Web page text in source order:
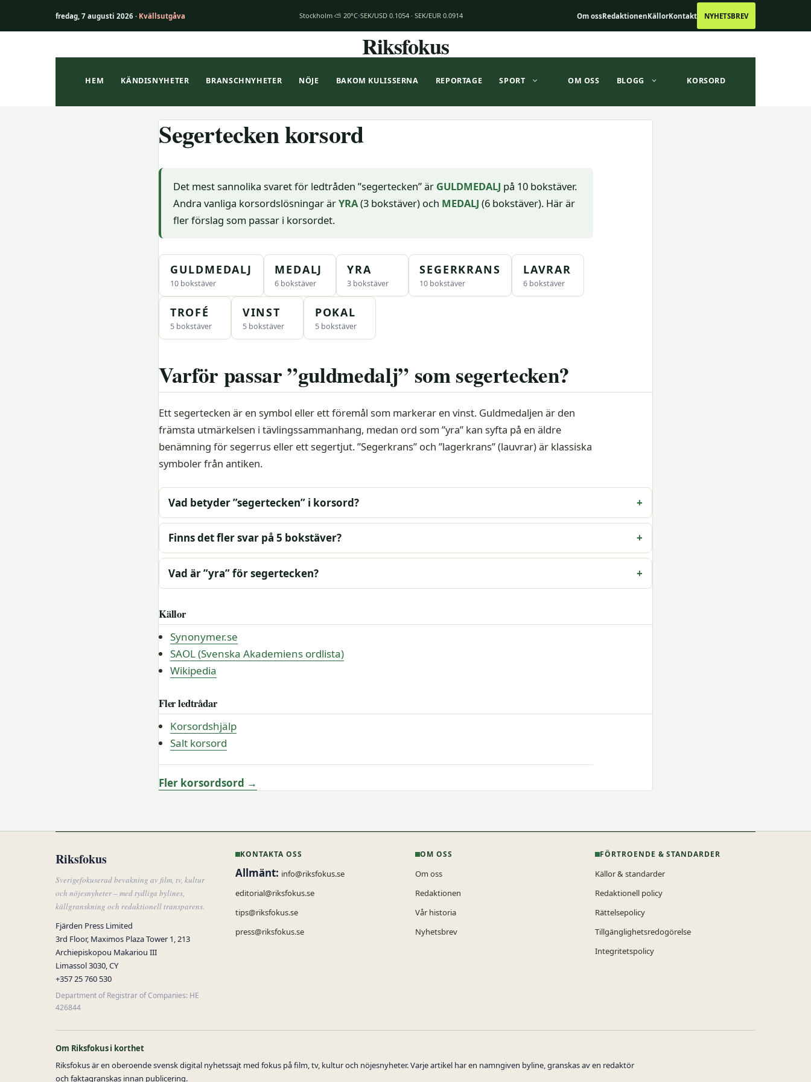
fredag, 7 augusti 2026 · Kvällsutgåva Stockholm ⛅ 20°C SEK/USD 0.1054 · SEK/EUR 0.0914 Om ossRedaktionenKällorKontakt NYHETSBREV
Riksfokus
HEM KÄNDISNYHETER BRANSCHNYHETER NÖJE BAKOM KULISSERNA REPORTAGE SPORT OM OSS BLOGG KORSORD
Segertecken korsord
Det mest sannolika svaret för ledtråden ”segertecken” är GULDMEDALJ på 10 bokstäver.
Andra vanliga korsordslösningar ärYRA(3 bokstäver) och MEDALJ (6 bokstäver). Här är
fler förslag som passar i korsordet.
GULDMEDALJ
10 bokstäver
MEDALJ
6 bokstäver
YRA
3 bokstäver
SEGERKRANS
10 bokstäver
LAVRAR
6 bokstäver
TROFÉ
5 bokstäver
VINST
5 bokstäver
POKAL
5 bokstäver
Varför passar ”guldmedalj” som segertecken?
Ett segertecken är en symbol eller ett föremål som markerar en vinst. Guldmedaljen är den
främsta utmärkelsen i tävlingssammanhang, medan ord som ”yra” kan syfta på en äldre
benämning för segerrus eller ett segertjut. ”Segerkrans” och ”lagerkrans” (lauvrar) är klassiska
symboler från antiken.
Vad betyder ”segertecken” i korsord?
Finns det fler svar på 5 bokstäver?
Vad är ”yra” för segertecken?
Källor
Synonymer.se
SAOL (Svenska Akademiens ordlista)
Wikipedia
Fler ledtrådar
Korsordshjälp
Salt korsord
Fler korsordsord →
Riksfokus
Sverigefokuserad bevakning av film, tv, kultur
och nöjesnyheter – med tydliga bylines,
källgranskning och redaktionell transparens.
Fjärden Press Limited
3rd Floor, Maximos Plaza Tower 1, 213
Archiepiskopou Makariou III
Limassol 3030, CY
+357 25 760 530
Department of Registrar of Companies: HE
426844
KONTAKTA OSS
Allmänt: info@riksfokus.se
editorial@riksfokus.se
tips@riksfokus.se
press@riksfokus.se
OM OSS
Om oss
Redaktionen
Vår historia
Nyhetsbrev
FÖRTROENDE & STANDARDER
Källor & standarder
Redaktionell policy
Rättelsepolicy
Tillgänglighetsredogörelse
Integritetspolicy
Om Riksfokus i korthet
Riksfokus är en oberoende svensk digital nyhetssajt med fokus på film, tv, kultur och nöjesnyheter. Varje artikel har en namngiven byline, granskas av en redaktör
och faktagranskas innan publicering.